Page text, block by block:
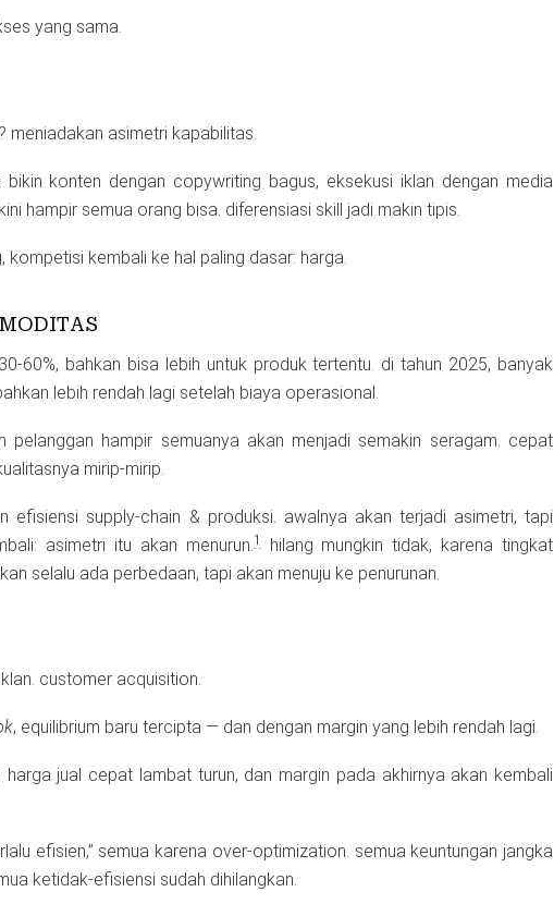
yang sama.
meniadakan asimetri kapabilitas.
konten dengan copywriting bagus, eksekusi iklan dengan media
hampir semua orang bisa. diferensiasi skill jadi makin tipis.
kompetisi kembali ke hal paling dasar: harga.
60%, bahkan bisa lebih untuk produk tertentu. di tahun 2025, banyak
lebih rendah lagi setelah biaya operasional.
pelanggan hampir semuanya akan menjadi semakin seragam. cepat
mirip-mirip.
efisiensi supply-chain & produksi. awalnya akan terjadi asimetri, tapi
asimetri itu akan menurun. 1hilang mungkin tidak, karena tingkat
selalu ada perbedaan, tapi akan menuju ke penurunan.
customer acquisition.
, equilibrium baru tercipta — dan dengan margin yang lebih rendah lagi.
jual cepat lambat turun, dan margin pada akhirnya akan kembali
efisien,” semua karena over-optimization. semua keuntungan jangka
ketidak-efisiensi sudah dihilangkan.